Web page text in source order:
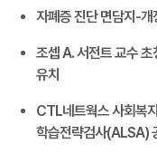
자폐증 진단 면담지-개
조셉 A. 서전트 교수
유치
CTL네트웍스 사회복
학습전략검사(ALSA)